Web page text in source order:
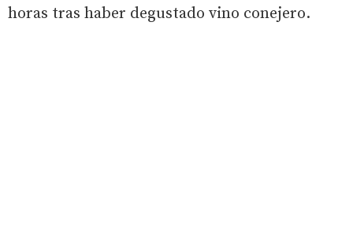
horas tras haber degustado vino conejero.